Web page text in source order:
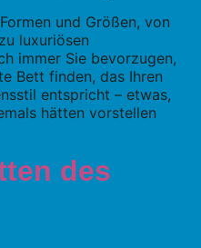
und Größen, von
luxuriösen
immer Sie bevorzugen,
Bett finden, das Ihren
entspricht – etwas,
hätten vorstellen
des